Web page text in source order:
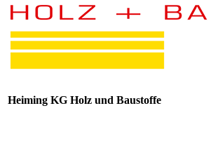
Heiming KG Holz und Baustoffe